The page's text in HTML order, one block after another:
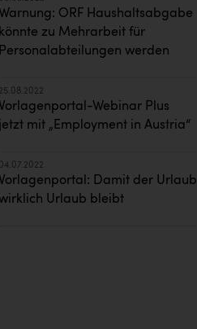
Warnung: ORF Haushaltsabgabe
könnte zu Mehrarbeit für
Personalabteilungen werden
25.08.2022
Vorlagenportal-Webinar Plus
jetzt mit „Employment in Austria“
04.07.2022
Vorlagenportal: Damit der Urlaub
Urlaub bleibt